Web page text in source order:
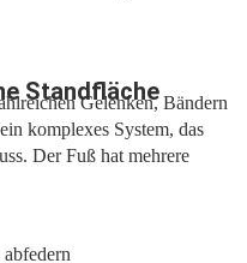
Standfläche
Gelenken, Bändern
komplexes System, das
Der Fuß hat mehrere